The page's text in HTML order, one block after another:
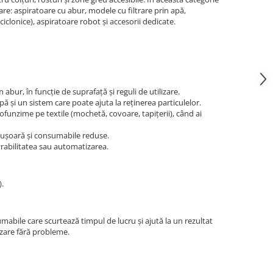
aspiratoare cu abur, modele cu filtrare prin apă,
aspiratoare robot și accesorii dedicate.
în funcție de suprafață și reguli de utilizare.
și un sistem care poate ajuta la reținerea particulelor.
pe textile (mochetă, covoare, tapițerii), când ai
și consumabile reduse.
sau automatizarea.
care scurtează timpul de lucru și ajută la un rezultat
fără probleme.